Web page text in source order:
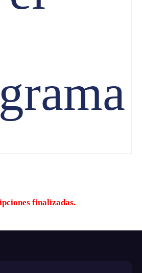
finalizadas.